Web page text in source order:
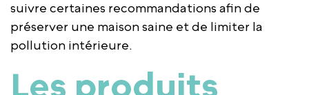
suivre certaines recommandations afin de
préserver une maison saine et de limiter la
pollution intérieure.
Les produits